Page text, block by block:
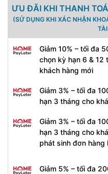
ƯU ĐÃI KHI THANH
(SỬ DỤNG KHI XÁC NHẬN
Giảm 10% – tối đa
chọn kỳ hạn 6 & 12
khách hàng mới
Giảm 3% – tối đa
hạn 3 tháng cho
Giảm 3% – tối đa
hạn 3 tháng cho
phát sinh đơn hàng
Giảm 5% – tối đa